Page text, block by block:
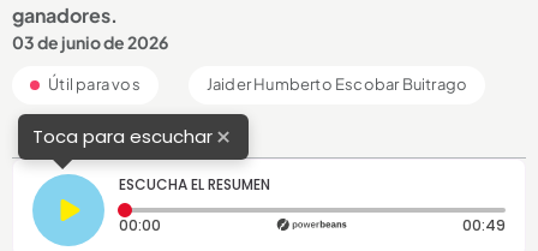
ganadores.
03 de junio de 2026
Útil para vos Jaider Humberto Escobar Buitrago
Toca para escuchar×
ESCUCHA EL RESUMEN
00:00 Tiempo transcurrido: 0 segundos 00:49